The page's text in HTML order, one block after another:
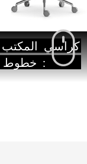
كراسي المكتب
Quinti:
خطوط